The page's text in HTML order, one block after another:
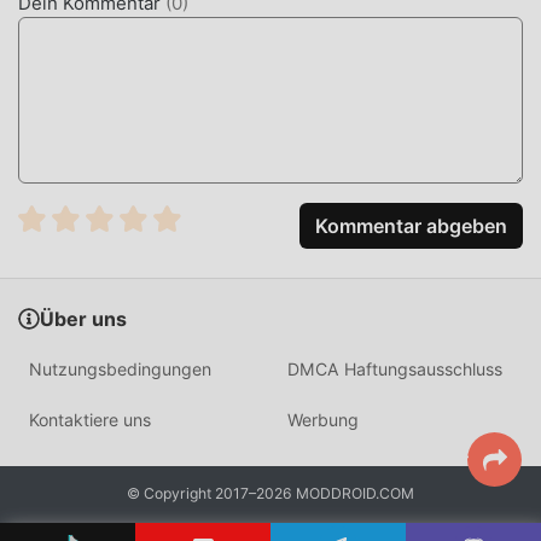
direkt mit einem Klick herunterladen, und es warten
weitere kostenlose beliebte Mod-Apps auf Sie play, worauf
warten Sie noch, laden Sie es jetzt herunter!Kommentar abgeben
Über uns
Nutzungsbedingungen DMCA Haftungsausschluss
Kontaktiere uns Werbung
© Copyright 2017–2026 MODDROID.COM